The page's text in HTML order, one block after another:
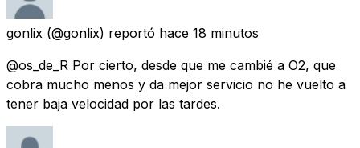
gonlix (@gonlix) reportó hace 18 minutos
@os_de_R Por cierto, desde que me cambié a O2, que
cobra mucho menos y da mejor servicio no he vuelto a
tener baja velocidad por las tardes.